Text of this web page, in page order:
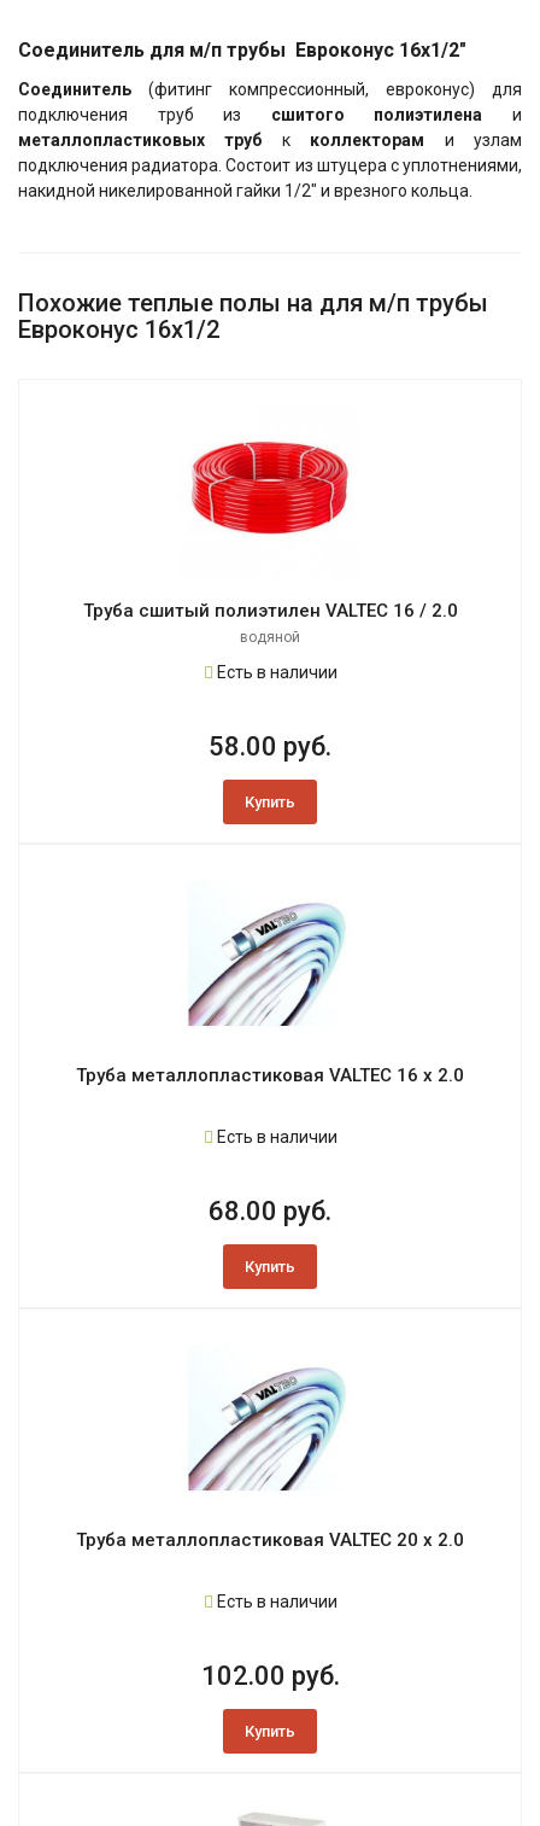
Соединитель для м/п трубы Евроконус 16х1/2"
Соединитель (фитинг компрессионный, евроконус) для
подключения труб из сшитого полиэтилена и
металлопластиковых труб кколлекторам и узлам
подключения радиатора. Состоит из штуцера с уплотнениями,
накидной никелированной гайки 1/2" и врезного кольца.
Похожие теплые полы на для м/п трубы
Евроконус 16х1/2
Труба сшитый полиэтилен VALTEC 16 / 2.0
водяной
Есть в наличии
58.00 руб.
Купить
Труба металлопластиковая VALTEC 16 х 2.0
Есть в наличии
68.00 руб.
Купить
Труба металлопластиковая VALTEC 20 х 2.0
Есть в наличии
102.00 руб.
Купить